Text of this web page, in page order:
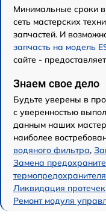
Минимальные сроки
сеть мастерских
запчастей. И
запчасть на модель
сайте -
Знаем свое дело
Будьте уверены в
с уверенностью
данным наших
наиболее
водяного фильтра,
Замена
термопредохранителя
Ликвидация протечек
Ремонт модуля